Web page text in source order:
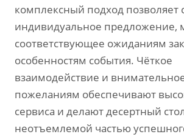
комплексный подход позволяет
индивидуальное предложение‚
соответствующее ожиданиям
особенностям события. Чёткое
взаимодействие и
пожеланиям обеспечивают
сервиса и делают десертный
неотъемлемой частью